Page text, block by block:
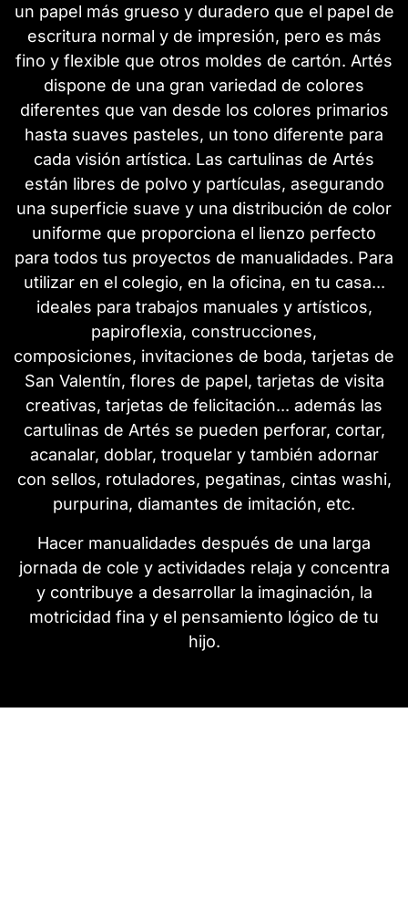
un papel más grueso y duradero que el papel de
escritura normal y de impresión, pero es más
fino y flexible que otros moldes de cartón. Artés
dispone de una gran variedad de colores
diferentes que van desde los colores primarios
hasta suaves pasteles, un tono diferente para
cada visión artística. Las cartulinas de Artés
están libres de polvo y partículas, asegurando
una superficie suave y una distribución de color
uniforme que proporciona el lienzo perfecto
para todos tus proyectos de manualidades. Para
utilizar en el colegio, en la oficina, en tu casa...
ideales para trabajos manuales y artísticos,
papiroflexia, construcciones,
composiciones, invitaciones de boda, tarjetas de
San Valentín, flores de papel, tarjetas de visita
creativas, tarjetas de felicitación... además las
cartulinas de Artés se pueden perforar, cortar,
acanalar, doblar, troquelar y también adornar
con sellos, rotuladores, pegatinas, cintas washi,
purpurina, diamantes de imitación, etc.
Hacer manualidades después de una larga
jornada de cole y actividades relaja y concentra
y contribuye a desarrollar la imaginación, la
motricidad fina y el pensamiento lógico de tu
hijo.